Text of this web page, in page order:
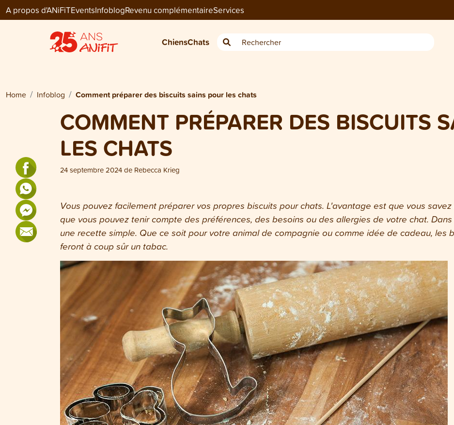
A propos d'ANiFiTEventsInfoblogRevenu complémentaireServices
ChiensChats
Home Infoblog Comment préparer des biscuits sains pour les chats
COMMENT PRÉPARER DES BISCUITS
LES CHATS
24 septembre 2024de Rebecca Krieg
Vous pouvez facilement préparer vos propres biscuits pour chats. L'avantage est que vous
que vous pouvez tenir compte des préférences, des besoins ou des allergies de votre chat.
une recette simple. Que ce soit pour votre animal de compagnie ou comme idée de cadeau, les
feront à coup sûr un tabac.